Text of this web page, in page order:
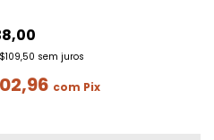
sem juros
com Pix